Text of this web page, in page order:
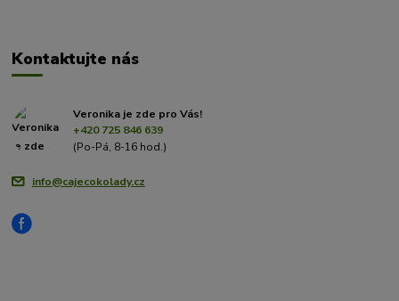
Kontaktujte nás
Veronika je zde pro Vás!
+420 725 846 639
(Po-Pá, 8-16 hod.)
info@cajecokolady.cz